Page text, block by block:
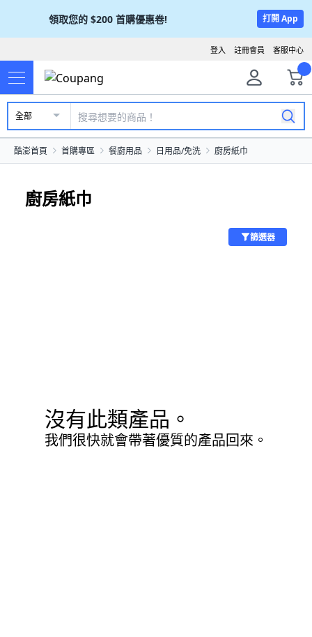
領取您的 $200 首購優惠卷! 打開 App
客服中心
註冊會員
登入
全部
酷澎首頁 首購專區 餐廚用品 日用品/免洗 廚房紙巾
廚房紙巾
篩選器
沒有此類產品。
我們很快就會帶著優質的產品回來。